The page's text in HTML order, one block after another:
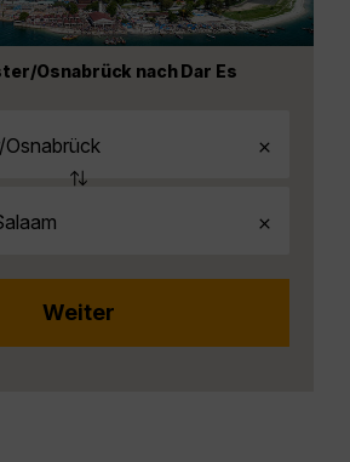
Osnabrück nach Dar Es